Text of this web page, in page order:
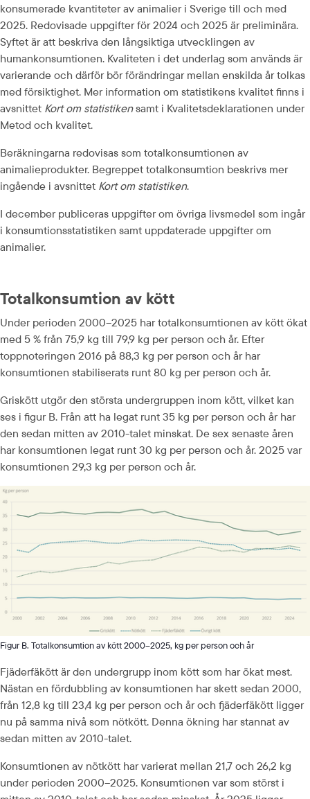
konsumerade kvantiteter av animalier i Sverige till och med
2025. Redovisade uppgifter för 2024 och 2025 är preliminära.
Syftet är att beskriva den långsiktiga utvecklingen av
humankonsumtionen. Kvaliteten i det underlag som används är
varierande och därför bör förändringar mellan enskilda år tolkas
med försiktighet. Mer information om statistikens kvalitet finns i
avsnittet Kort om statistiken samt i Kvalitetsdeklarationen under
Metod och kvalitet.
Beräkningarna redovisas som totalkonsumtionen av
animalieprodukter. Begreppet totalkonsumtion beskrivs mer
ingående i avsnittet Kort om statistiken.
I december publiceras uppgifter om övriga livsmedel som ingår
i konsumtionsstatistiken samt uppdaterade uppgifter om
animalier.
Totalkonsumtion av kött
Under perioden 2000–2025 har totalkonsumtionen av kött ökat
med 5 % från 75,9 kg till 79,9 kg per person och år. Efter
toppnoteringen 2016 på 88,3 kg per person och år har
konsumtionen stabiliserats runt 80 kg per person och år.
Griskött utgör den största undergruppen inom kött, vilket kan
ses i figur B. Från att ha legat runt 35 kg per person och år har
den sedan mitten av 2010-talet minskat. De sex senaste åren
har konsumtionen legat runt 30 kg per person och år. 2025 var
konsumtionen 29,3 kg per person och år.
Figur B. Totalkonsumtion av kött 2000–2025, kg per person och år
Fjäderfäkött är den undergrupp inom kött som har ökat mest.
Nästan en fördubbling av konsumtionen har skett sedan 2000,
från 12,8 kg till 23,4 kg per person och år och fjäderfäkött ligger
nu på samma nivå som nötkött. Denna ökning har stannat av
sedan mitten av 2010-talet.
Konsumtionen av nötkött har varierat mellan 21,7 och 26,2 kg
under perioden 2000–2025. Konsumtionen var som störst i